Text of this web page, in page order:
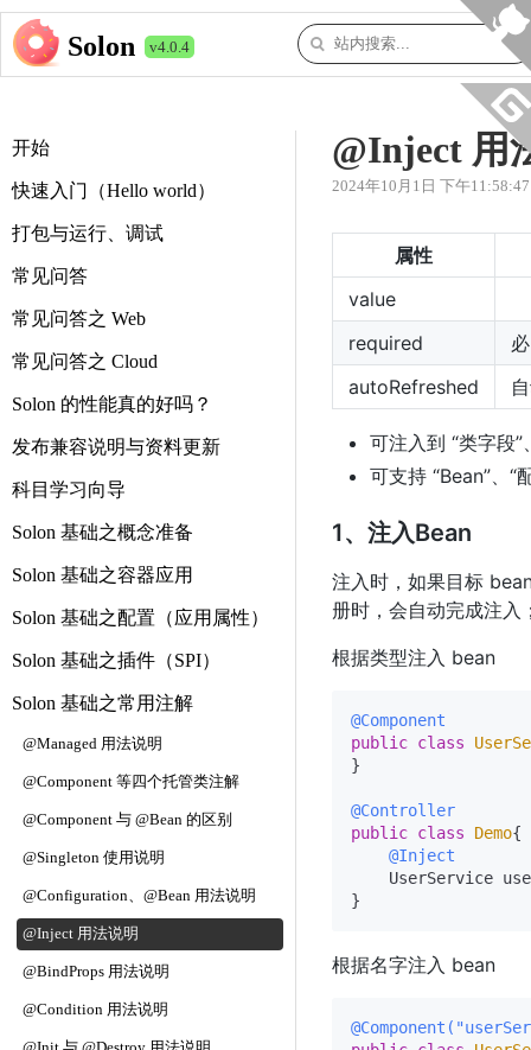
Solon v4.0.4
开始
快速入门（Hello world）
打包与运行、调试
常见问答
常见问答之 Web
常见问答之 Cloud
Solon 的性能真的好吗？
发布兼容说明与资料更新
科目学习向导
Solon 基础之概念准备
Solon 基础之容器应用
Solon 基础之配置（应用属性）
Solon 基础之插件（SPI）
Solon 基础之常用注解
@Managed 用法说明
@Component 等四个托管类注解
@Component 与 @Bean 的区别
@Singleton 使用说明
@Configuration、@Bean 用法说明
@Inject 用法说明
@BindProps 用法说明
@Condition 用法说明
@Inject 用
2024年10月1日 下午11:58:47
属性
value
required
autoRefreshed
可注入到 “类字段”
可支持 “Bean”、“
1、注入Bean
注入时，如果目标
册时，会自动完成注入
根据类型注入 bean
@Component
public class
}
@Controller
public class Demo{
@Inject
UserService
根据名字注入 bean